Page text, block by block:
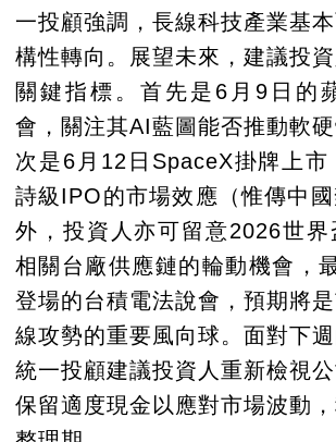
一投顧強調，長線科技產業基
構性轉向。展望未來，建議投
關鍵指標。首先是6月9日的
會，關注其AI藍圖能否推動軟
次是6月12日SpaceX掛牌上市
詩級IPO的市場效應（惟傳中
外，投資人亦可留意2026世界
相關台廠供應鏈的輪動機會，
登場的台積電法說會，預期將
線攻勢的重要風向球。面對下週
統一投顧建議投資人重新檢視
保留適度現金以應對市場波動